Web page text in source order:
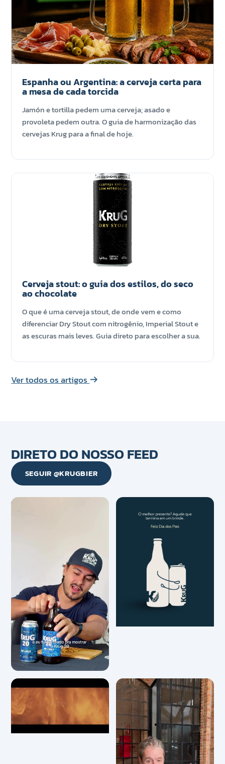
Espanha ou Argentina: a cerveja certa para
a mesa de cada torcida
Jamón e tortilla pedem uma cerveja; asado e
provoleta pedem outra. O guia de harmonização das
cervejas Krug para a final de hoje.
Cerveja stout: o guia dos estilos, do seco
ao chocolate
O que é uma cerveja stout, de onde vem e como
diferenciar Dry Stout com nitrogênio, Imperial Stout e
as escuras mais leves. Guia direto para escolher a sua.
Ver todos os artigos
DIRETO DO NOSSO FEED
SEGUIR @KRUGBIER